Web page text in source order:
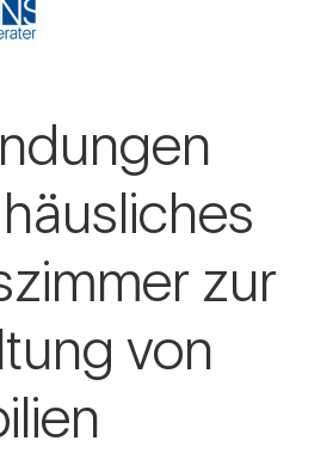
zur
von